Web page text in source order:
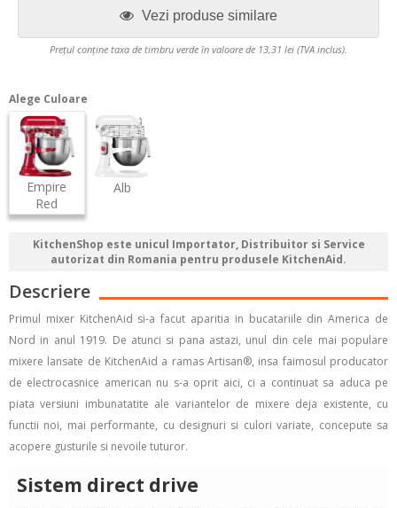
Vezi produse similare
Prețul conține taxa de timbru verde în valoare de 13,31 lei (TVA inclus).
Alege Culoare
Empire
Red
Alb
KitchenShop este unicul Importator, Distribuitor si Service
autorizat din Romania pentru produsele KitchenAid.
Descriere
Primul mixer KitchenAid si-a facut aparitia in bucatariile din America de
Nord in anul 1919. De atunci si pana astazi, unul din cele mai populare
mixere lansate de KitchenAid a ramas Artisan®, insa faimosul producator
de electrocasnice american nu s-a oprit aici, ci a continuat sa aduca pe
piata versiuni imbunatatite ale variantelor de mixere deja existente, cu
functii noi, mai performante, cu designuri si culori variate, concepute sa
acopere gusturile si nevoile tuturor.
Sistem direct drive